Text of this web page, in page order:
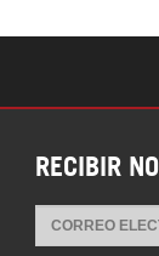
RECIBIR